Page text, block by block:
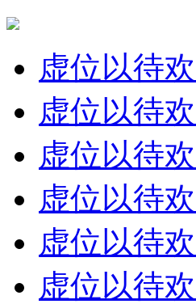
虚位以待
虚位以待
虚位以待
虚位以待
虚位以待
虚位以待